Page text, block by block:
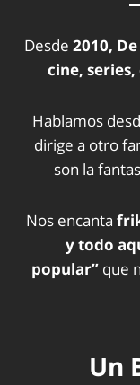
Desde 2010,
cine,
Hablamos
dirige a otro
son la
Nos encanta
y todo
popular” que
Un